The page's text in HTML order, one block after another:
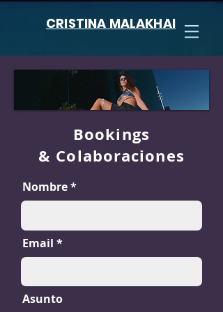
CRISTINA MALAKHAI
Bookings
& Colaboraciones
Nombre
Email
Asunto